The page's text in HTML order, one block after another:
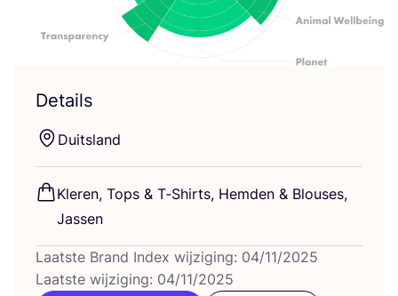
Details
Duits­land
Kle­ren, Tops & T‑Shirts, Hem­den & Blou­ses,
Jassen
Laatste Brand Index wijziging: 04/11/2025
Laatste wijziging: 04/11/2025